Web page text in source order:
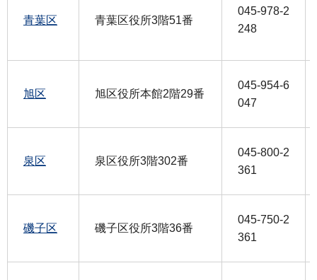
青葉区 青葉区役所3階51番
045-978-2
248
旭区 旭区役所本館2階29番
045-954-6
047
泉区 泉区役所3階302番
045-800-2
361
磯子区 磯子区役所3階36番
045-750-2
361